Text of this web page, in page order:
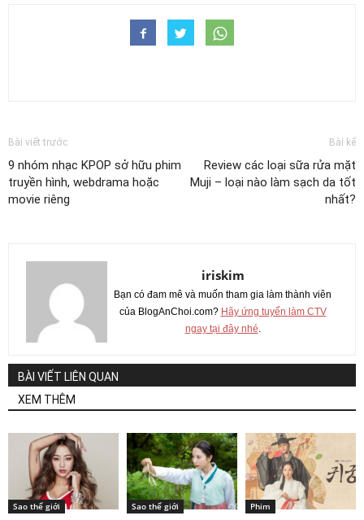
Bài viết trước
9 nhóm nhạc KPOP sở hữu phim
truyền hình, webdrama hoặc
movie riêng
Bài kế
Review các loại sữa rửa mặt
Muji – loại nào làm sạch da tốt
nhất?
iriskim
Bạn có đam mê và muốn tham gia làm thành viên
của BlogAnChoi.com? Hãy ứng tuyển làm CTV
ngay tại đây nhé.
BÀI VIẾT LIÊN QUAN
XEM THÊM
Sao thế giới Sao thế giới Phim